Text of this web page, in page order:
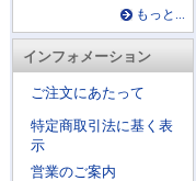
もっと...
インフォメーション
ご注文にあたって
特定商取引法に基く表
示
営業のご案内